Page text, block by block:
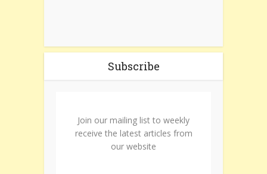
Subscribe
Join our mailing list to weekly
receive the latest articles from
our website